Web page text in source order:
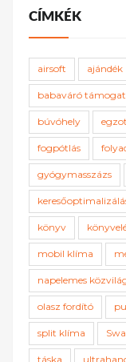
CÍMKÉK
airsoft ajándék
babaváró
búvóhely
fogpótlás
gyógymasszázs
könyv
mobil klíma
napelemes
olasz fordító
split klíma
táska